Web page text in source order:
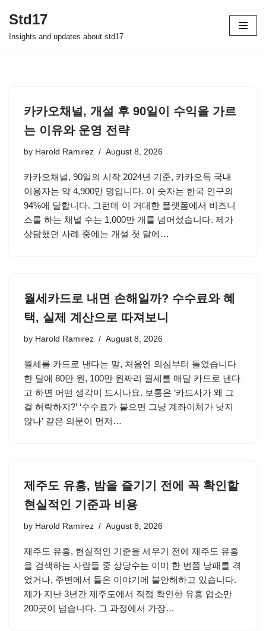
Skip
Std17
Insights and updates about std17
카카오채널, 개설 후 90일이 수익을 가르
는 이유와 운영 전략
by Harold Ramirez August 8, 2026
카카오채널, 90일의 시작 2024년 기준, 카카오톡 국내
이용자는 약 4,900만 명입니다. 이 숫자는 한국 인구의
94%에 달합니다. 그런데 이 거대한 플랫폼에서 비즈니
스를 하는 채널 수는 1,000만 개를 넘어섰습니다. 제가
상담했던 사례 중에는 개설 첫 달에…
월세카드로 내면 손해일까? 수수료와 혜
택, 실제 계산으로 따져보니
by Harold Ramirez August 8, 2026
월세를 카드로 낸다는 말, 처음엔 의심부터 들었습니다
한 달에 80만 원, 100만 원짜리 월세를 매달 카드로 낸다
고 하면 어떤 생각이 드시나요. 보통은 ‘카드사가 왜 그
걸 허락하지?’ ‘수수료가 붙으면 그냥 계좌이체가 낫지
않나’ 같은 의문이 먼저…
제주도 유흥, 밤을 즐기기 전에 꼭 확인할
현실적인 기준과 비용
by Harold Ramirez August 8, 2026
제주도 유흥, 현실적인 기준을 세우기 전에 제주도 유흥
을 검색하는 사람들 중 상당수는 이미 한 번쯤 낭패를 겪
었거나, 주변에서 들은 이야기에 불안해하고 있습니다.
제가 지난 3년간 제주도에서 직접 확인한 유흥 업소만
200곳이 넘습니다. 그 과정에서 가장…